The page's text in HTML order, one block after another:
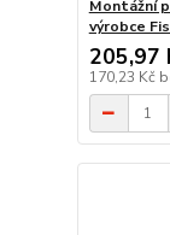
Montážní
výrobce
205,97
170,23 Kč